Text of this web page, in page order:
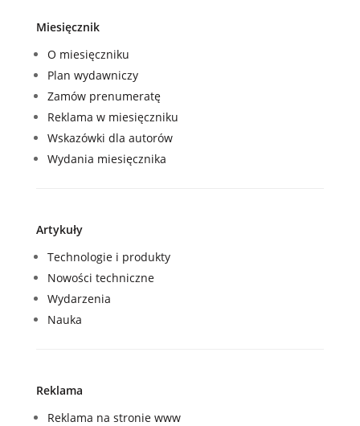
Miesięcznik
O miesięczniku
Plan wydawniczy
Zamów prenumeratę
Reklama w miesięczniku
Wskazówki dla autorów
Wydania miesięcznika
Artykuły
Technologie i produkty
Nowości techniczne
Wydarzenia
Nauka
Reklama
Reklama na stronie www